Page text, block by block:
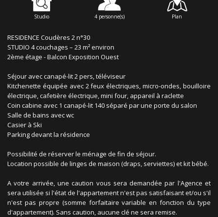
Studio 4 personne(s) Plan
RESIDENCE Coudères 2 n°30
STUDIO 4 couchages – 23 m² environ
2ème étage - Balcon Exposition Ouest
Séjour avec canapé-lit 2 pers, téléviseur
Kitchenette équipée avec 2 feux électriques, micro-ondes, bouilloire
électrique, cafetière électrique, mini four, appareil à raclette
Coin cabine avec 1 canapé-lit 140 séparé par une porte du salon
Salle de bains avec wc
Casier à Ski
Parking devant la résidence
Possibilité de réserver le ménage de fin de séjour.
Location possible de linges de maison (draps, serviettes) et kit bébé.
A votre arrivée, une caution vous sera demandée par l'Agence et
sera utilisée si l'état de l'appartement n'est pas satisfaisant et/ou s'il
n'est pas propre (somme forfaitaire variable en fonction du type
d'appartement). Sans caution, aucune clé ne sera remise.